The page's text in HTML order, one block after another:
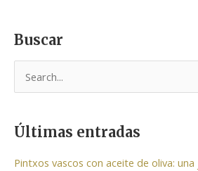
Buscar
c
a
Últimas entradas
Pintxos vascos con aceite de oliva: una